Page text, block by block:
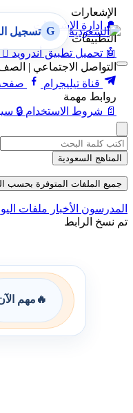
الإشعارات
🔔 إدارة الإشعارات
التطبيقات
🤖 تحميل تطبيق أندرويد 
التواصل الاجتماعي | الصف
قناة تيليجرام
روابط مهمة
📄 شروط الاستخدام 🔒
G تسجيل
المناهج السعودية
جميع الملفات المتوفرة بحسب
المدرسون الأخبار ملفات
تم نسخ الرابط
🔥 مهم